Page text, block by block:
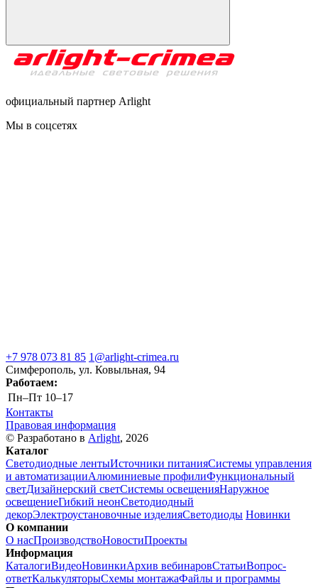
официальный партнер Arlight
Мы в соцсетях
+7 978 073 81 85 1@arlight-crimea.ru
Симферополь, ул. Ковыльная, 94
Работаем:
Пн–Пт 10–17
Контакты
Правовая информация
© Разработано в Arlight, 2026
Каталог
Светодиодные лентыИсточники питанияСистемы управления
и автоматизацииАлюминиевые профилиФункциональный
светДизайнерский светСистемы освещенияНаружное
освещениеГибкий неонСветодиодный
декорЭлектроустановочные изделияСветодиоды Новинки
О компании
О насПроизводствоНовостиПроекты
Информация
КаталогиВидеоНовинкиАрхив вебинаровСтатьиВопрос-
ответКалькуляторыСхемы монтажаФайлы и программы